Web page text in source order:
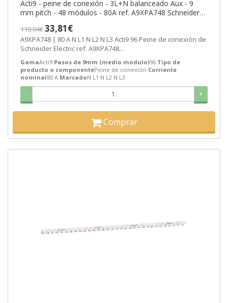
Acti9 - peine de conexión - 3L+N balanceado Aux - 9
mm pitch - 48 módulos - 80A ref. A9XPA748 Schneider
110,04€33,81€
A9XPA748 | 80 A N L1 N L2 N L3 Acti9 96 Peine de conexión de
Schneider Electric ref. A9XPA748...
GamaActi9 Pasos de 9mm (medio modulo)96 Tipo de
producto o componentePeine de conexión Corriente
nominal80 A MarcadoN L1 N L2 N L3
- +
Comprar